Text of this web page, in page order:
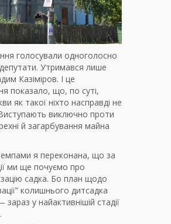
голосували одноголосно
Утримався лише
Казіміров. І це
показало, що, по суті,
як такої ніхто насправді не
виключно проти
й загарбування майна
я переконана, що за
ми ще почуємо про
садка. Бо план щодо
колишнього дитсадка
зараз у найактивнішій стадії